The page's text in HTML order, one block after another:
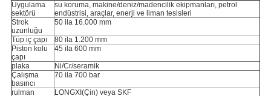
Uygulama
sektörü
su koruma, makine/deniz/madencilik ekipmanları, petrol
endüstrisi, araçlar, enerji ve liman tesisleri
Strok
uzunluğu
50 ila 16.000 mm
Tüp iç çapı
80 ila 1.200 mm
Piston kolu
çapı
45 ila 600 mm
plaka
Ni/Cr/seramik
Çalışma
basıncı
70 ila 700 bar
rulman
LONGXI(Çin) veya SKF